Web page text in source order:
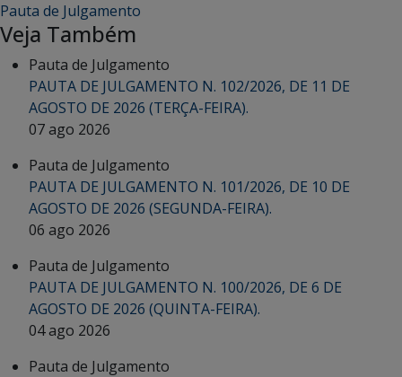
Pauta de Julgamento
Veja Também
Pauta de Julgamento
PAUTA DE JULGAMENTO N. 102/2026, DE 11 DE
AGOSTO DE 2026 (TERÇA-FEIRA).
07 ago 2026
Pauta de Julgamento
PAUTA DE JULGAMENTO N. 101/2026, DE 10 DE
AGOSTO DE 2026 (SEGUNDA-FEIRA).
06 ago 2026
Pauta de Julgamento
PAUTA DE JULGAMENTO N. 100/2026, DE 6 DE
AGOSTO DE 2026 (QUINTA-FEIRA).
04 ago 2026
Pauta de Julgamento